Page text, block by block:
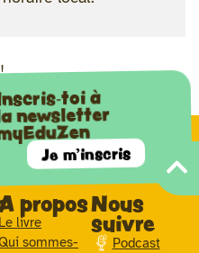
toi à
newsletter
Je m'inscris
propos
Le livre
sommes-
Nous
suivre
Podcast